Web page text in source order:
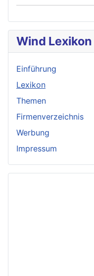
Wind Lexikon
Einführung
Lexikon
Themen
Firmenverzeichnis
Werbung
Impressum